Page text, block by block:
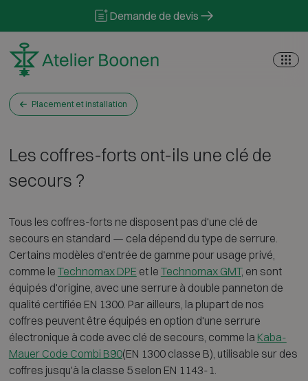
Demande de devis
Placement et installation
Les coffres-forts ont-ils une clé de
secours ?
Tous les coffres-forts ne disposent pas d'une clé de
secours en standard — cela dépend du type de serrure.
Certains modèles d'entrée de gamme pour usage privé,
comme le Technomax DPE et le Technomax GMT, en sont
équipés d'origine, avec une serrure à double panneton de
qualité certifiée EN 1300. Par ailleurs, la plupart de nos
coffres peuvent être équipés en option d'une serrure
électronique à code avec clé de secours, comme la Kaba-
Mauer Code Combi B90(EN 1300 classe B), utilisable sur des
coffres jusqu'à la classe 5 selon EN 1143-1.